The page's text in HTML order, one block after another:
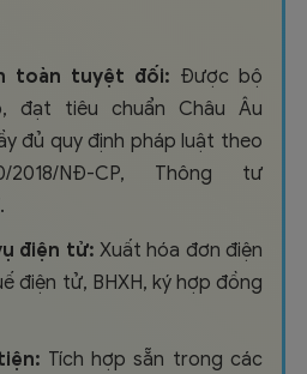
toàn tuyệt đối: Được bộ
đạt tiêu chuẩn Châu Âu
đủ quy định pháp luật theo
NĐ-CP, Thông tư
điện tử: Xuất hóa đơn điện
điện tử, BHXH, ký hợp đồng
Tích hợp sẵn trong các